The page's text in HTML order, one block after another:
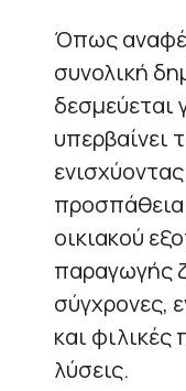
Όπως
συνολική
δεσμεύεται
υπερβαίνει
οικιακού
παραγωγής
σύγχρονες,
και φιλικές
λύσεις.